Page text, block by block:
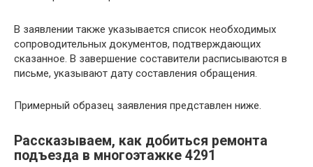
В заявлении также указывается список необходимых
сопроводительных документов, подтверждающих
сказанное. В завершение составители расписываются в
письме, указывают дату составления обращения.
Примерный образец заявления представлен ниже.
Рассказываем, как добиться ремонта
подъезда в многоэтажке 4291